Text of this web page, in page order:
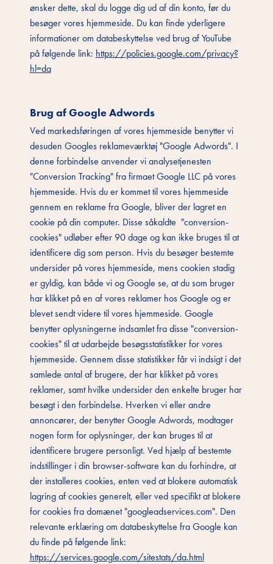
ønsker dette, skal du logge dig ud af din konto, før du
besøger vores hjemmeside. Du kan finde yderligere
informationer om databeskyttelse ved brug af YouTube
på følgende link: https://policies.google.com/privacy?
hl=da
Brug af Google Adwords
Ved markedsføringen af vores hjemmeside benytter vi
desuden Googles reklameværktøj "Google Adwords". I
denne forbindelse anvender vi analysetjenesten
"Conversion Tracking" fra firmaet Google LLC på vores
hjemmeside. Hvis du er kommet til vores hjemmeside
gennem en reklame fra Google, bliver der lagret en
cookie på din computer. Disse såkaldte "conversion-
cookies" udløber efter 90 dage og kan ikke bruges til at
identificere dig som person. Hvis du besøger bestemte
undersider på vores hjemmeside, mens cookien stadig
er gyldig, kan både vi og Google se, at du som bruger
har klikket på en af vores reklamer hos Google og er
blevet sendt videre til vores hjemmeside. Google
benytter oplysningerne indsamlet fra disse "conversion-
cookies" til at udarbejde besøgsstatistikker for vores
hjemmeside. Gennem disse statistikker får vi indsigt i det
samlede antal af brugere, der har klikket på vores
reklamer, samt hvilke undersider den enkelte bruger har
besøgt i den forbindelse. Hverken vi eller andre
annoncører, der benytter Google Adwords, modtager
nogen form for oplysninger, der kan bruges til at
identificere brugere personligt. Ved hjælp af bestemte
indstillinger i din browser-software kan du forhindre, at
der installeres cookies, enten ved at blokere automatisk
lagring af cookies generelt, eller ved specifikt at blokere
for cookies fra domænet "googleadservices.com". Den
relevante erklæring om databeskyttelse fra Google kan
du finde på følgende link:
https://services.google.com/sitestats/da.html